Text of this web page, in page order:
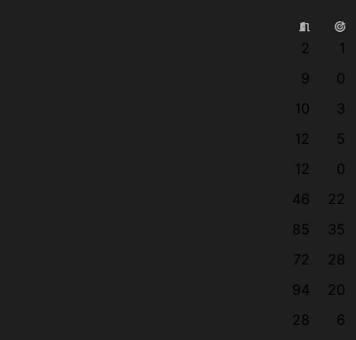
2 1
9 0
10 3
12 5
12 0
46 22
85 35
72 28
94 20
28 6